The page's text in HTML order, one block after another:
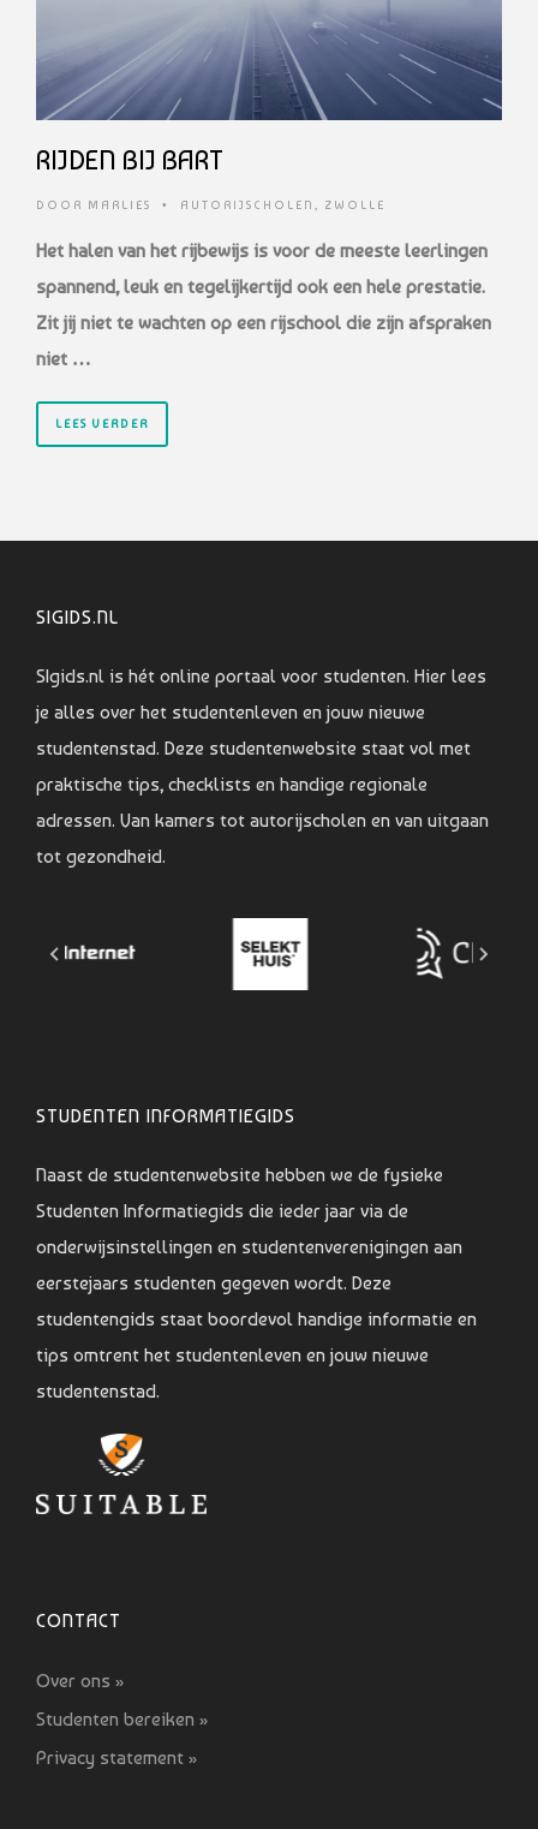
RIJDEN BIJ BART
DOOR MARLIES • AUTORIJSCHOLEN , ZWOLLE
Het halen van het rijbewijs is voor de meeste leerlingen
spannend, leuk en tegelijkertijd ook een hele prestatie.
Zit jij niet te wachten op een rijschool die zijn afspraken
niet …
LEES VERDER
SIGIDS.NL
SIgids.nl is hét online portaal voor studenten. Hier lees
je alles over het studentenleven en jouw nieuwe
studentenstad. Deze studentenwebsite staat vol met
praktische tips, checklists en handige regionale
adressen. Van kamers tot autorijscholen en van uitgaan
tot gezondheid.
STUDENTEN INFORMATIEGIDS
Naast de studentenwebsite hebben we de fysieke
Studenten Informatiegids die ieder jaar via de
onderwijsinstellingen en studentenverenigingen aan
eerstejaars studenten gegeven wordt. Deze
studentengids staat boordevol handige informatie en
tips omtrent het studentenleven en jouw nieuwe
studentenstad.
CONTACT
Over ons »
Studenten bereiken »
Privacy statement »